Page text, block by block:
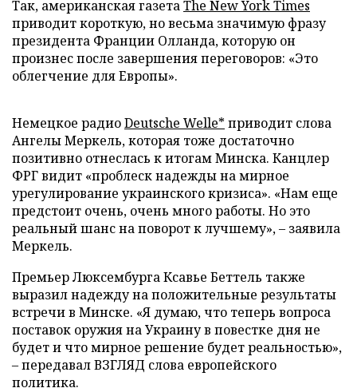
Так, американская газетаThe New York Times
приводит короткую, но весьма значимую фразу
президента Франции Олланда, которую он
произнес после завершения переговоров: «Это
облегчение для Европы».
Немецкое радиоDeutsche Welle* приводит слова
Ангелы Меркель, которая тоже достаточно
позитивно отнеслась к итогам Минска. Канцлер
ФРГ видит «проблеск надежды на мирное
урегулирование украинского кризиса». «Нам еще
предстоит очень, очень много работы. Но это
реальный шанс на поворот к лучшему», – заявила
Меркель.
Премьер Люксембурга Ксавье Беттель также
выразил надежду на положительные результаты
встречи в Минске. «Я думаю, что теперь вопроса
поставок оружия на Украину в повестке дня не
будет и что мирное решение будет реальностью»,
– передавал ВЗГЛЯД слова европейского
политика.